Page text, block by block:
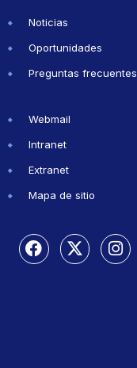
Noticias
Oportunidades
Preguntas frecuentes
Webmail
Intranet
Extranet
Mapa de sitio